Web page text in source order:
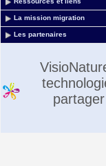
La mission migration
Les partenaires